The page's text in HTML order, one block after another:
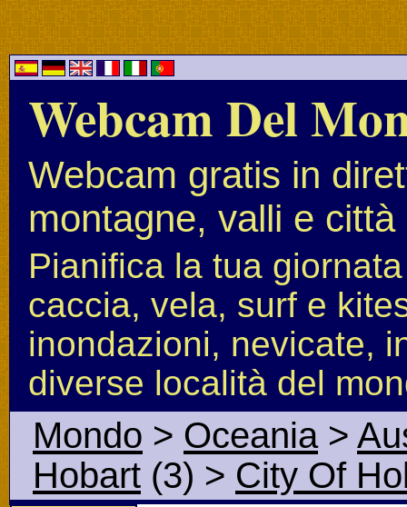
Webcam Del
Webcam gratis in
montagne, valli e città
Pianifica la tua
caccia, vela, surf e
inondazioni, nevicate,
diverse località del
Mondo > Oceania>
Hobart (3) > City Of